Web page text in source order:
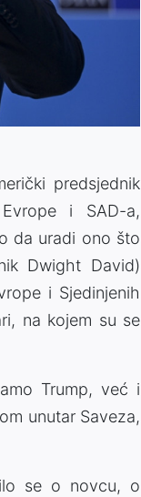
predsjednik
i SAD-a,
da uradi ono što
Dwight David)
i Sjedinjenih
na kojem su se
Trump, već i
unutar Saveza,
se o novcu, o